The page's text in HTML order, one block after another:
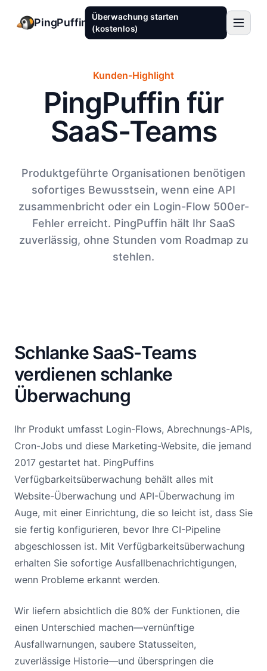
PingPuffin Überwachung starten
(kostenlos)
Kunden-Highlight
PingPuffin für
SaaS-Teams
Produktgeführte Organisationen benötigen
sofortiges Bewusstsein, wenn eine API
zusammenbricht oder ein Login-Flow 500er-
Fehler erreicht. PingPuffin hält Ihr SaaS
zuverlässig, ohne Stunden vom Roadmap zu
stehlen.
Schlanke SaaS-Teams
verdienen schlanke
Überwachung
Ihr Produkt umfasst Login-Flows, Abrechnungs-APIs,
Cron-Jobs und diese Marketing-Website, die jemand
2017 gestartet hat. PingPuffins
Verfügbarkeitsüberwachung behält alles mit
Website-Überwachung und API-Überwachung im
Auge, mit einer Einrichtung, die so leicht ist, dass Sie
sie fertig konfigurieren, bevor Ihre CI-Pipeline
abgeschlossen ist. Mit Verfügbarkeitsüberwachung
erhalten Sie sofortige Ausfallbenachrichtigungen,
wenn Probleme erkannt werden.
Wir liefern absichtlich die 80% der Funktionen, die
einen Unterschied machen—vernünftige
Ausfallwarnungen, saubere Statusseiten,
zuverlässige Historie—und überspringen die